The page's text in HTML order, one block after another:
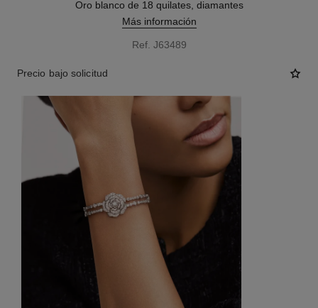
Oro blanco de 18 quilates, diamantes
Más información
Ref. J63489
Precio bajo solicitud